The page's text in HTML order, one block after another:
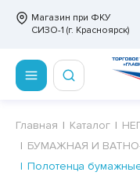
Магазин при ФКУ
СИЗО-1 (г. Красноярск)
Сертификаты
Главная Каталог
БУМАЖНАЯ И
Полотенца